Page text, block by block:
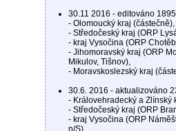
30.11 2016 - editováno
- Olomoucký kraj (částečně),
- Středočeský kraj (ORP
- kraj Vysočina (ORP
- Jihomoravský kraj (ORP
Mikulov, Tišnov),
- Moravskoslezský kraj
30.6. 2016 - aktualizováno
- Královehradecký a Zlínský
- Středočeský kraj (ORP
- kraj Vysočina (ORP
n/S),